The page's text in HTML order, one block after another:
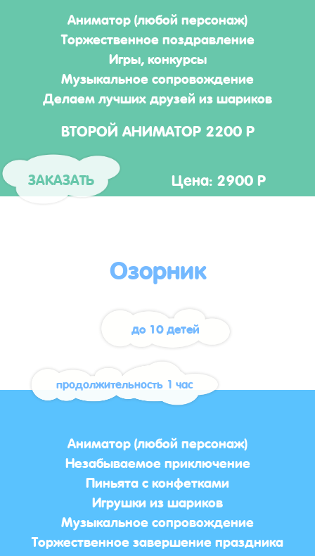
Аниматор (любой персонаж)
Торжественное поздравление
Игры, конкурсы
Музыкальное сопровождение
Делаем лучших друзей из шариков
ВТОРОЙ АНИМАТОР 2200 Р
ЗАКАЗАТЬ Цена: 2900 Р
Озорник
до 10 детей
продолжительность 1 час
Аниматор (любой персонаж)
Незабываемое приключение
Пиньята с конфетками
Игрушки из шариков
Музыкальное сопровождение
Торжественное завершение праздника